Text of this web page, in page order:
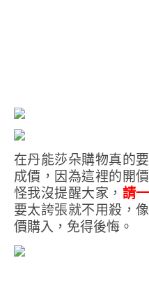
在丹能莎朵購物真的
成價，因為這裡的開
怪我沒提醒大家， 請
要太誇張就不用殺，
價購入，免得後悔。